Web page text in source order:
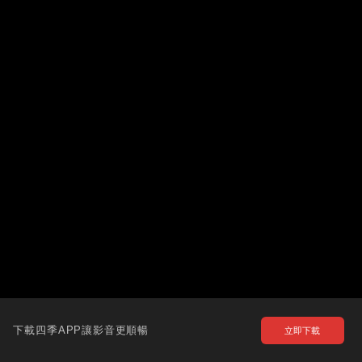
下載四季APP讓影音更順暢 立即下載